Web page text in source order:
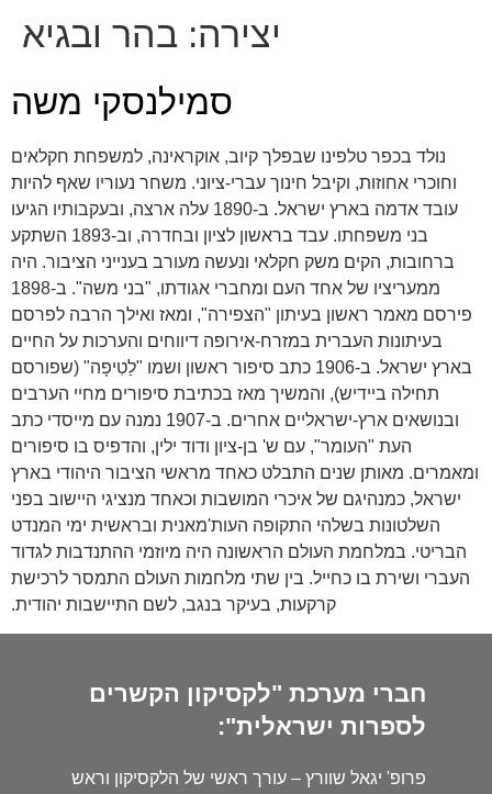
יצירה: בהר ובגיא
סמילנסקי משה
נולד בכפר טלפינו שבפלך קיוב, אוקראינה, למשפחת חקלאים
וחוכרי אחוזות, וקיבל חינוך עברי-ציוני. משחר נעוריו שאף להיות
עובד אדמה בארץ ישראל. ב-1890 עלה ארצה, ובעקבותיו הגיעו
בני משפחתו. עבד בראשון לציון ובחדרה, וב-1893 השתקע
ברחובות, הקים משק חקלאי ונעשה מעורב בענייני הציבור. היה
ממעריציו של אחד העם ומחברי אגודתו, "בני משה". ב-1898
פירסם מאמר ראשון בעיתון "הצפירה", ומאז ואילך הרבה לפרסם
בעיתונות העברית במזרח-אירופה דיווחים והערכות על החיים
בארץ ישראל. ב-1906 כתב סיפור ראשון ושמו "לַטִיפָה" (שפורסם
תחילה ביידיש), והמשיך מאז בכתיבת סיפורים מחיי הערבים
ובנושאים ארץ-ישראליים אחרים. ב-1907 נמנה עם מייסדי כתב
העת "העומר", עם ש' בן-ציון ודוד ילין, והדפיס בו סיפורים
ומאמרים. מאותן שנים התבלט כאחד מראשי הציבור היהודי בארץ
ישראל, כמנהיגם של איכרי המושבות וכאחד מנציגי היישוב בפני
השלטונות בשלהי התקופה העות'מאנית ובראשית ימי המנדט
הבריטי. במלחמת העולם הראשונה היה מיוזמי ההתנדבות לגדוד
העברי ושירת בו כחייל. בין שתי מלחמות העולם התמסר לרכישת
קרקעות, בעיקר בנגב, לשם התיישבות יהודית.
חברי מערכת "לקסיקון הקשרים
לספרות ישראלית":
פרופ' יגאל שוורץ – עורך ראשי של הלקסיקון וראש